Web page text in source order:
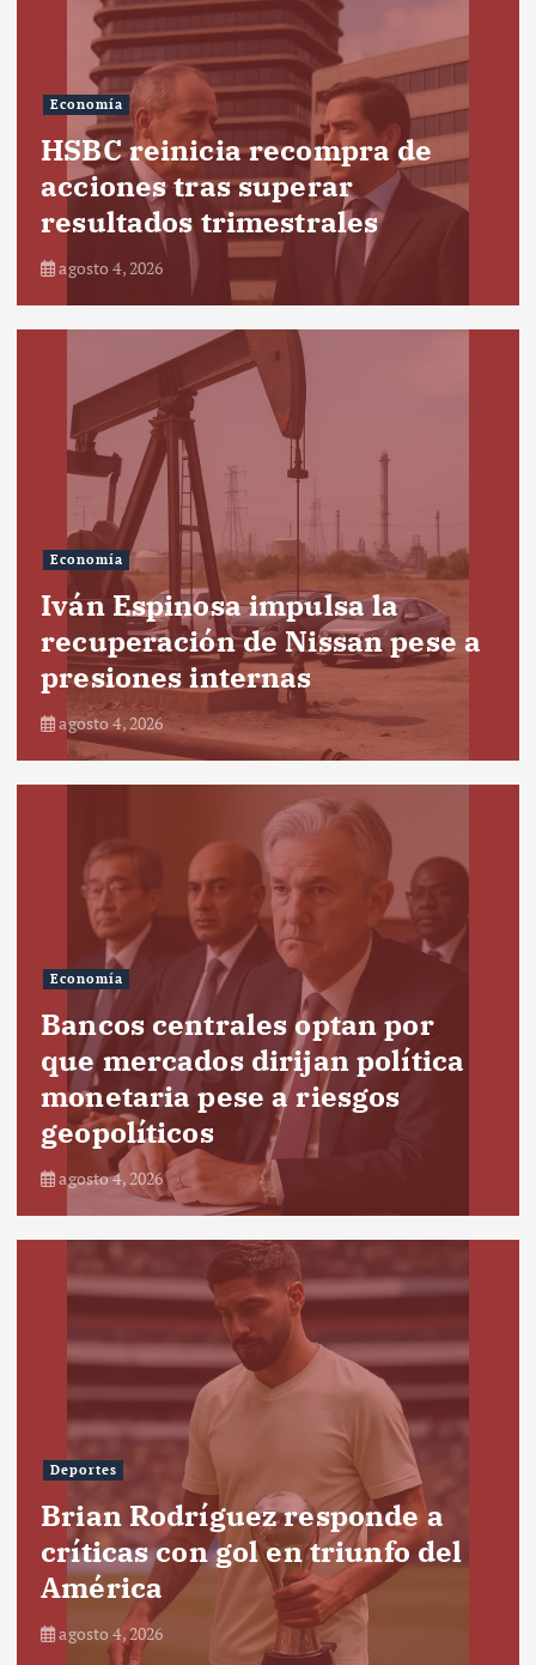
Economía
HSBC reinicia recompra de
acciones tras superar
resultados trimestrales
agosto 4, 2026
Economía
Iván Espinosa impulsa la
recuperación de Nissan pese a
presiones internas
agosto 4, 2026
Economía
Bancos centrales optan por
que mercados dirijan política
monetaria pese a riesgos
geopolíticos
agosto 4, 2026
Deportes
Brian Rodríguez responde a
críticas con gol en triunfo del
América
agosto 4, 2026